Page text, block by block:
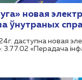
новая
ўнутраных
даступна новая
3.77.02 «Перадача
ў Рэспубліцы